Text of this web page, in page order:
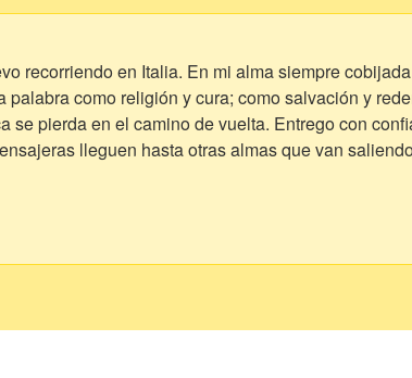
recorriendo en Italia. En mi alma siempre
como religión y cura; como salvación y
pierda en el camino de vuelta. Entrego con
lleguen hasta otras almas que van